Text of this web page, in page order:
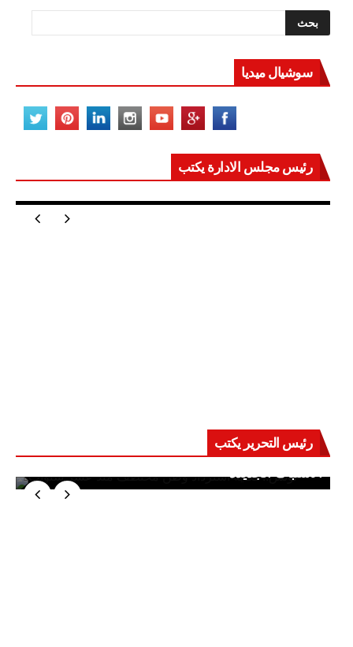
سوشيال ميديا
رئيس مجلس الادارة يكتب
مصر تعيد للعالم اتزانه
رئيس التحرير يكتب
حرب على العقول.. حادثة دمياط تكشف قواعد